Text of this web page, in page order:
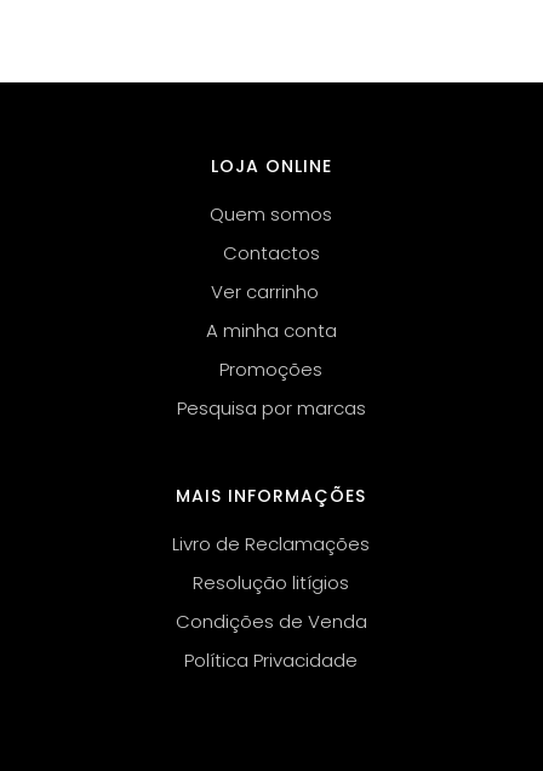
LOJA ONLINE
Quem somos
Contactos
Ver carrinho
A minha conta
Promoções
Pesquisa por marcas
MAIS INFORMAÇÕES
Livro de Reclamações
Resolução litígios
Condições de Venda
Política Privacidade